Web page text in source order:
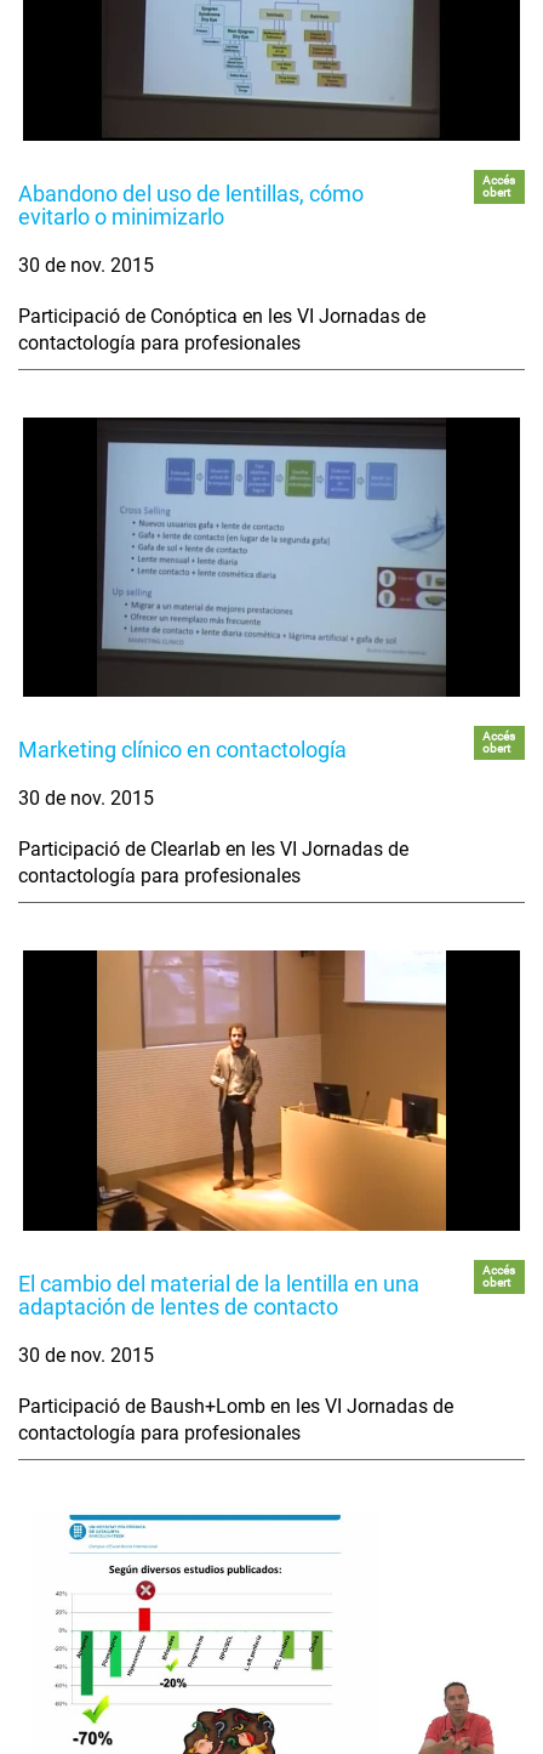
Abandono del uso de lentillas, cómo
evitarlo o minimizarlo
Accés
obert
30 de nov. 2015
Participació de Conóptica en les VI Jornadas de
contactología para profesionales
Marketing clínico en contactología
Accés
obert
30 de nov. 2015
Participació de Clearlab en les VI Jornadas de
contactología para profesionales
El cambio del material de la lentilla en una
adaptación de lentes de contacto
Accés
obert
30 de nov. 2015
Participació de Baush+Lomb en les VI Jornadas de
contactología para profesionales